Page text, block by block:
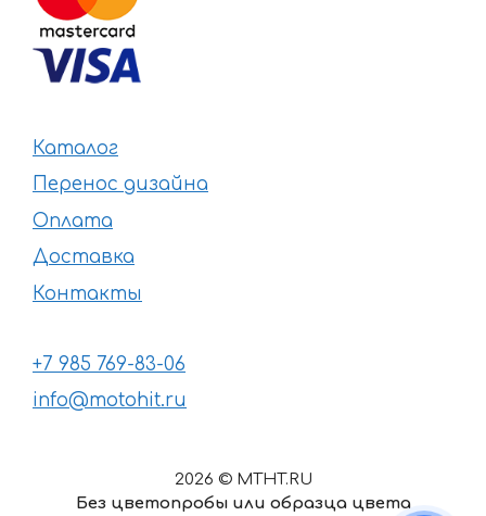
Каталог
Перенос дизайна
Оплата
Доставка
Контакты
+7 985 769-83-06
info@motohit.ru
2026 © MTHT.RU
Без цветопробы или образца цвета